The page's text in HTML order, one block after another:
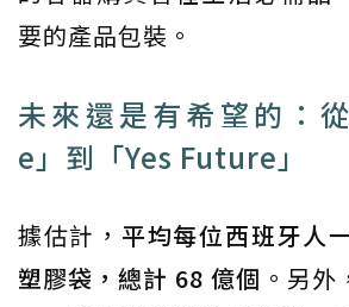
要的產品包裝。
未來還是有希望的：
e」到「Yes Future」
據估計， 平均每位西班牙人
塑膠袋，總計 68 億個 。另